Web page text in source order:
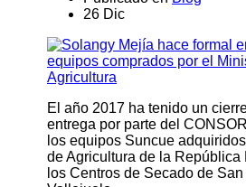
26 Dic
El año 2017 ha tenido un
entrega por parte del
los equipos Suncue
de Agricultura de la República
los Centros de Secado de